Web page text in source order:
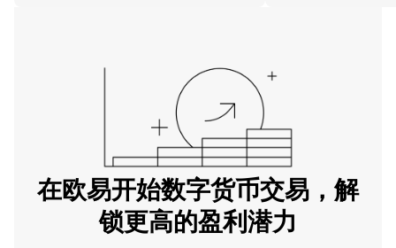
在欧易开始数字货币交易，解
锁更高的盈利潜力